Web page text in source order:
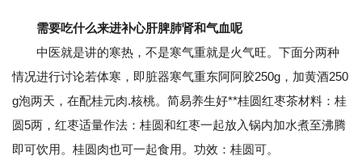
需要吃什么来进补心肝脾肺肾和气血呢
中医就是讲的寒热，不是寒气重就是火气旺。下面分两种
情况进行讨论若体寒，即脏器寒气重东阿阿胶250g，加黄酒250
g泡两天，在配桂元肉.核桃。简易养生好**桂圆红枣茶材料：桂
圆5两，红枣适量作法：桂圆和红枣一起放入锅内加水煮至沸腾
即可饮用。桂圆肉也可一起食用。功效：桂圆可。